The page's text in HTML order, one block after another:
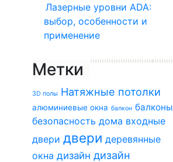
Лазерные уровни ADA:
выбор, особенности и
применение
Метки
3D полы Натяжные потолки
алюминиевые окна балкон балконы
безопасность дома входные
двери двери деревянные
окна дизайн дизайн